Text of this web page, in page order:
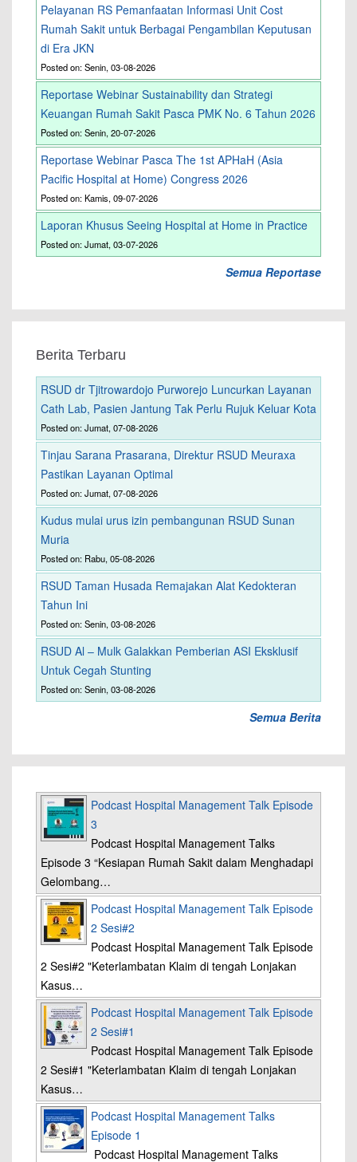
Pelayanan RS Pemanfaatan Informasi Unit Cost
Rumah Sakit untuk Berbagai Pengambilan Keputusan
di Era JKN
Posted on: Senin, 03-08-2026
Reportase Webinar Sustainability dan Strategi
Keuangan Rumah Sakit Pasca PMK No. 6 Tahun 2026
Posted on: Senin, 20-07-2026
Reportase Webinar Pasca The 1st APHaH (Asia
Pacific Hospital at Home) Congress 2026
Posted on: Kamis, 09-07-2026
Laporan Khusus Seeing Hospital at Home in Practice
Posted on: Jumat, 03-07-2026
Semua Reportase
Berita Terbaru
RSUD dr Tjitrowardojo Purworejo Luncurkan Layanan
Cath Lab, Pasien Jantung Tak Perlu Rujuk Keluar Kota
Posted on: Jumat, 07-08-2026
Tinjau Sarana Prasarana, Direktur RSUD Meuraxa
Pastikan Layanan Optimal
Posted on: Jumat, 07-08-2026
Kudus mulai urus izin pembangunan RSUD Sunan
Muria
Posted on: Rabu, 05-08-2026
RSUD Taman Husada Remajakan Alat Kedokteran
Tahun Ini
Posted on: Senin, 03-08-2026
RSUD Al – Mulk Galakkan Pemberian ASI Eksklusif
Untuk Cegah Stunting
Posted on: Senin, 03-08-2026
Semua Berita
Podcast Hospital Management Talk Episode
3
Podcast Hospital Management Talks
Episode 3 “Kesiapan Rumah Sakit dalam Menghadapi
Gelombang…
Podcast Hospital Management Talk Episode
2 Sesi#2
Podcast Hospital Management Talk Episode
2 Sesi#2 "Keterlambatan Klaim di tengah Lonjakan
Kasus…
Podcast Hospital Management Talk Episode
2 Sesi#1
Podcast Hospital Management Talk Episode
2 Sesi#1 "Keterlambatan Klaim di tengah Lonjakan
Kasus…
Podcast Hospital Management Talks
Episode 1
Podcast Hospital Management Talks